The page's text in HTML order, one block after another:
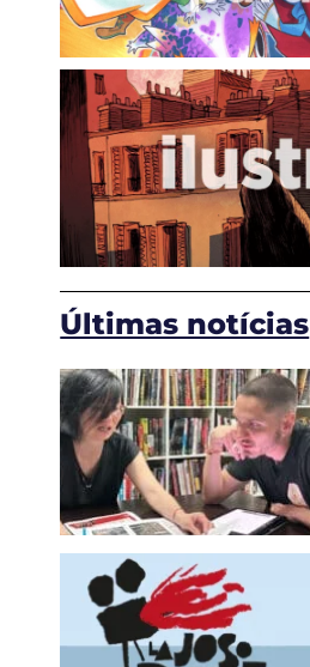
Últimas notícias